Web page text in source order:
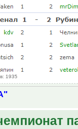
1935